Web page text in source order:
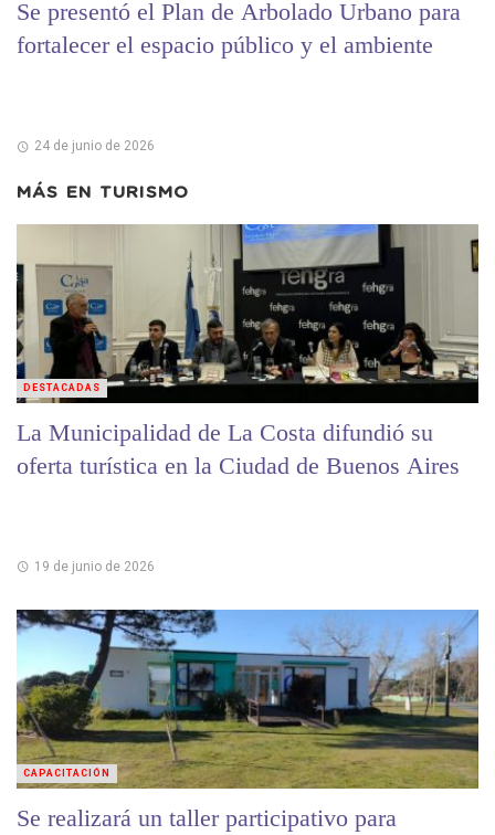
Se presentó el Plan de Arbolado Urbano para
fortalecer el espacio público y el ambiente
24 de junio de 2026
MÁS EN TURISMO
La Municipalidad de La Costa difundió su
oferta turística en la Ciudad de Buenos Aires
19 de junio de 2026
DESTACADAS
Se realizará un taller participativo para
CAPACITACIÓN